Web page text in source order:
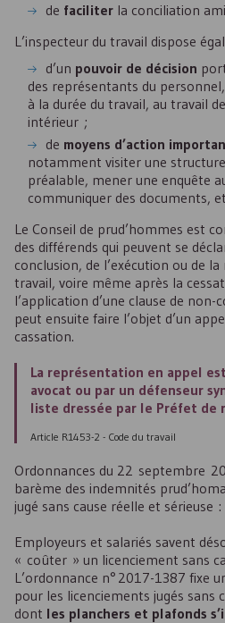
de faciliter la conciliation
L’inspecteur du travail dispose
d’un pouvoir de décision
des représentants du
à la durée du travail, au travail
intérieur ;
de moyens d’action
notamment visiter une
préalable, mener une enquête
communiquer des documents,
Le Conseil de prud’hommes est
des différends qui peuvent se
conclusion, de l’exécution ou de
travail, voire même après la
l’application d’une clause de non-
peut ensuite faire l’objet d’un
cassation.
La représentation en appel
avocat ou par un défenseur
liste dressée par le Préfet de
Article R1453-2 - Code du travail
Ordonnances du 22 septembre
barème des indemnités
jugé sans cause réelle et sérieuse :
Employeurs et salariés savent
« coûter » un licenciement sans
L’ordonnance n° 2017-1387 fixe
pour les licenciements jugés sans
dont les planchers et plafonds